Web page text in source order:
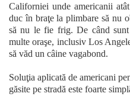
Californiei unde americanii
duc în braţe la plimbare să nu
să nu le fie frig. De când
multe oraşe, inclusiv Los
să văd un câine vagabond.
Soluţia aplicată de americani
găsite pe stradă este foarte